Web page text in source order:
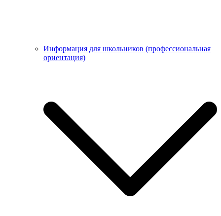
Информация для школьников (профессиональная
ориентация)